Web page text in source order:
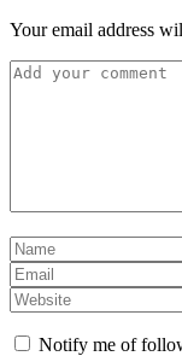
Your email address
Notify me of